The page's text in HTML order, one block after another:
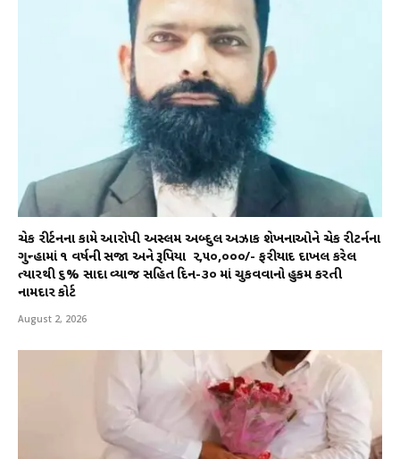
ચેક રીર્ટનના કામે આરોપી અસ્લમ અબ્દુલ અઝાક શેખનાઓને ચેક રીટર્નના
ગુન્હામાં ૧ વર્ષની સજા અને રૂપિયા ₹ ૨,૫૦,૦૦૦/- ફરીયાદ દાખલ કરેલ
ત્યારથી ૬% સાદા વ્યાજ સહિત દિન-૩૦ માં ચુકવવાનો હુકમ કરતી
નામદાર કોર્ટ
August 2, 2026